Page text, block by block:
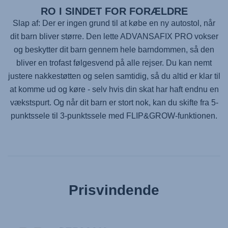
RO I SINDET FOR FORÆLDRE
Slap af: Der er ingen grund til at købe en ny autostol, når
dit barn bliver større. Den lette ADVANSAFIX PROvokser
og beskytter dit barn gennem hele barndommen, så den
bliver en trofast følgesvend på alle rejser. Du kan nemt
justere nakkestøtten og selen samtidig, så du altid er klar til
at komme ud og køre - selv hvis din skat har haft endnu en
vækstspurt. Og når dit barn er stort nok, kan du skifte fra 5-
punktssele til 3-punktssele med FLIP&GROW-funktionen.
Prisvindende